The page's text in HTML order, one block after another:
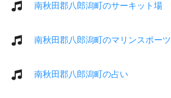
南秋田郡八郎潟町のサーキット場
南秋田郡八郎潟町のマリンスポーツ
南秋田郡八郎潟町の占い